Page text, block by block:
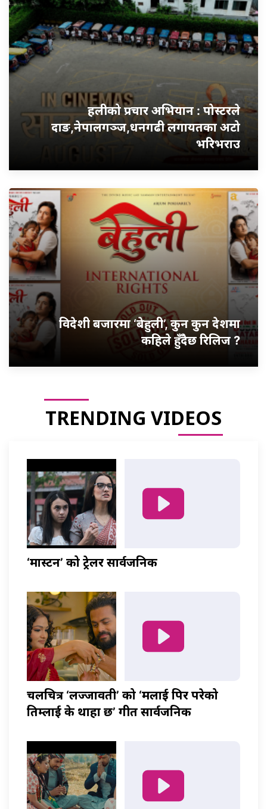
हलीको प्रचार अभियान : पोस्टरले
दाङ,नेपालगञ्ज,धनगढी लगायतका अटो
भरिभराउ
विदेशी बजारमा ‘बेहुली’, कुन कुन देशमा
कहिले हुँदैछ रिलिज ?
TRENDING VIDEOS
‘मास्टर्नी’ को ट्रेलर सार्वजनिक
चलचित्र ‘लज्जावती’ को ‘मलाई पिर परेको
तिम्लाई के थाहा छ’ गीत सार्वजनिक